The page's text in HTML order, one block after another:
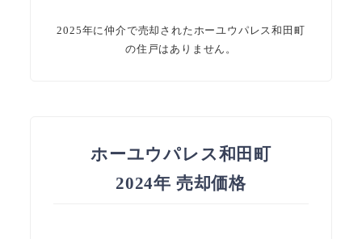
2025年に仲介で売却されたホーユウパレス和田町
の住戸はありません。
ホーユウパレス和田町
2024年 売却価格